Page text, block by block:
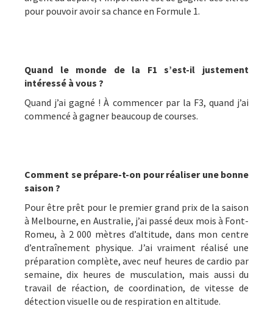
pour pouvoir avoir sa chance en Formule 1.
Quand le monde de la F1 s’est-il justement
intéressé à vous ?
Quand j’ai gagné ! À commencer par la F3, quand j’ai
commencé à gagner beaucoup de courses.
Comment se prépare-t-on pour réaliser une bonne
saison ?
Pour être prêt pour le premier grand prix de la saison
à Melbourne, en Australie, j’ai passé deux mois à Font-
Romeu, à 2 000 mètres d’altitude, dans mon centre
d’entraînement physique. J’ai vraiment réalisé une
préparation complète, avec neuf heures de cardio par
semaine, dix heures de musculation, mais aussi du
travail de réaction, de coordination, de vitesse de
détection visuelle ou de respiration en altitude.